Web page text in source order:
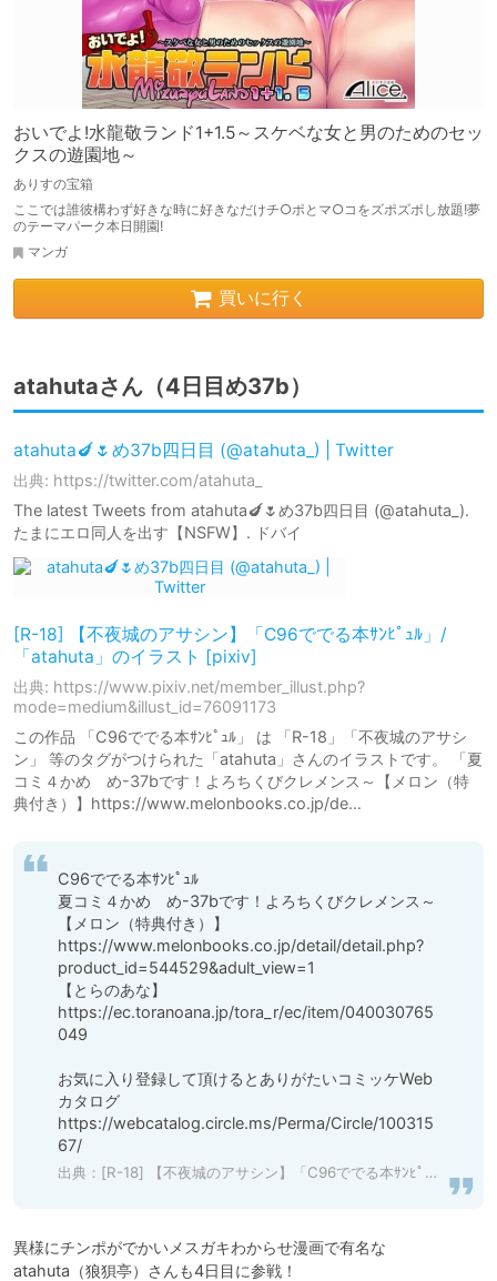
おいでよ!水龍敬ランド1+1.5～スケベな女と男のためのセッ
クスの遊園地～
ありすの宝箱
ここでは誰彼構わず好きな時に好きなだけチ○ポとマ○コをズポズポし放題!夢
のテーマパーク本日開園!
マンガ
買いに行く
atahutaさん（4日目め37b）
atahuta🍆🌷め37b四日目 (@atahuta_) | Twitter
出典: https://twitter.com/atahuta_
The latest Tweets from atahuta🍆🌷め37b四日目 (@atahuta_).
たまにエロ同人を出す【NSFW】. ドバイ
[R-18] 【不夜城のアサシン】「C96ででる本ｻﾝﾋﾟｭﾙ」/
「atahuta」のイラスト [pixiv]
出典: https://www.pixiv.net/member_illust.php?
mode=medium&illust_id=76091173
この作品 「C96ででる本ｻﾝﾋﾟｭﾙ」 は 「R-18」「不夜城のアサシ
ン」 等のタグがつけられた「atahuta」さんのイラストです。 「夏
コミ４かめ め-37bです！よろちくびクレメンス～【メロン（特
典付き）】https://www.melonbooks.co.jp/de…
C96ででる本ｻﾝﾋﾟｭﾙ
夏コミ４かめ　め-37bです！よろちくびクレメンス～
【メロン（特典付き）】
https://www.melonbooks.co.jp/detail/detail.php?
product_id=544529&adult_view=1
【とらのあな】
https://ec.toranoana.jp/tora_r/ec/item/040030765
049
お気に入り登録して頂けるとありがたいコミッケWeb
カタログ
https://webcatalog.circle.ms/Perma/Circle/100315
67/
出典： [R-18] 【不夜城のアサシン】「C96ででる本ｻﾝﾋﾟｭﾙ」/「atahuta」のイラスト [pixiv]
異様にチンポがでかいメスガキわからせ漫画で有名な
atahuta（狼狽亭）さんも4日目に参戦！